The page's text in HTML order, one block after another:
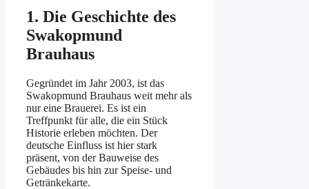
1. Die Geschichte des
Swakopmund
Brauhaus
Gegründet im Jahr 2003, ist das
Swakopmund Brauhaus weit mehr als
nur eine Brauerei. Es ist ein
Treffpunkt für alle, die ein Stück
Historie erleben möchten. Der
deutsche Einfluss ist hier stark
präsent, von der Bauweise des
Gebäudes bis hin zur Speise- und
Getränkekarte.